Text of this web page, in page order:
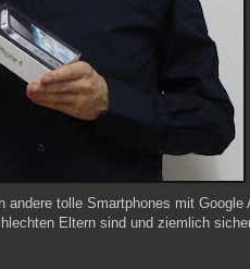
andere tolle Smartphones mit Google
Eltern sind und ziemlich